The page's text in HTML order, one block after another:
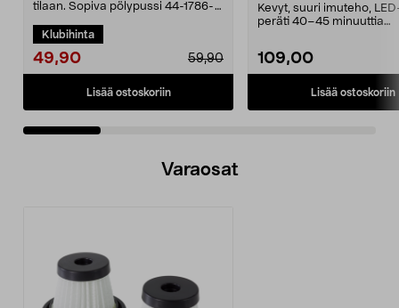
tilaan. Sopiva pölypussi 44-1786-
Klubihinta
49,90 59,90
Lisää ostoskoriin
Kevyt, suuri imuteho,
peräti 40–45 minuuttia
109,00
Lisää ostoskoriin
Varaosat